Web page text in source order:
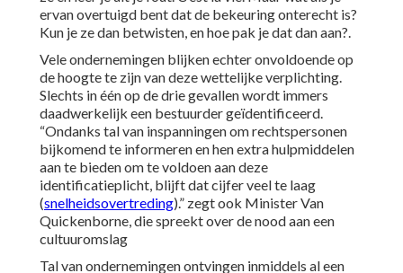
ervan overtuigd bent dat de bekeuring onterecht is?
Kun je ze dan betwisten, en hoe pak je dat dan aan?.
Vele ondernemingen blijken echter onvoldoende op
de hoogte te zijn van deze wettelijke verplichting.
Slechts in één op de drie gevallen wordt immers
daadwerkelijk een bestuurder geïdentificeerd.
“Ondanks tal van inspanningen om rechtspersonen
bijkomend te informeren en hen extra hulpmiddelen
aan te bieden om te voldoen aan deze
identificatieplicht, blijft dat cijfer veel te laag
(snelheidsovertreding).” zegt ook Minister Van
Quickenborne, die spreekt over de nood aan een
cultuuromslag
Tal van ondernemingen ontvingen inmiddels al een